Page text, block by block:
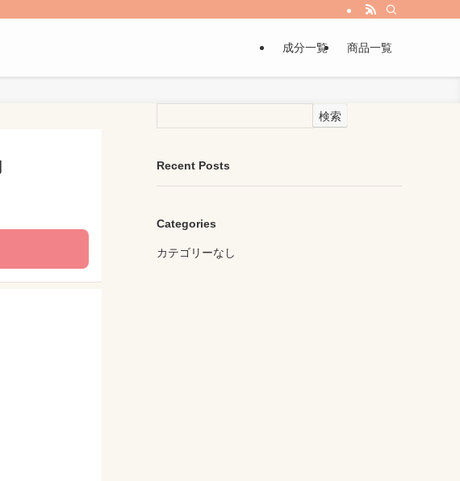
成分一覧 商品一覧
検索
Recent Posts
Categories
カテゴリーなし